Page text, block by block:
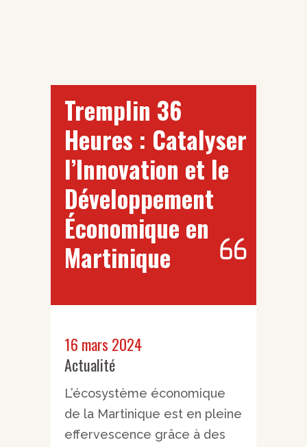
Tremplin 36
Heures : Catalyser
l’Innovation et le
Développement
Économique en
Martinique
16 mars 2024
Actualité
L’écosystème économique
de la Martinique est en pleine
effervescence grâce à des